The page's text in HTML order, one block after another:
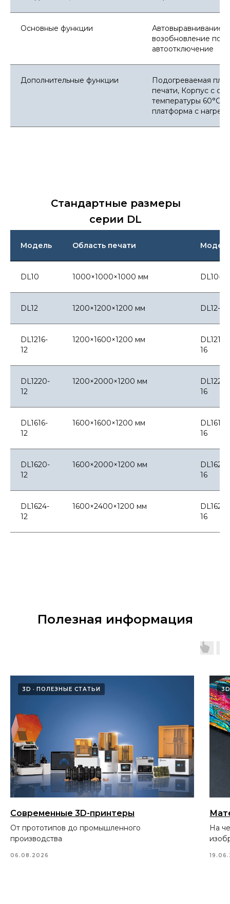
Основные функции
Автовыравнивание,
возобновление
автоотключение
Дополнительные функции
Подогреваемая
печати, Корпус с
температуры 60°C/
платформа с
Стандартные размеры
серии DL
Модель Область печати
DL10 1000×1000×1000 мм DL10-16
DL12 1200×1200×1200 мм DL12-16
DL1216-
12
1200×1600×1200 мм
DL1216-
16
DL1220-
12
1200×2000×1200 мм
DL1220-
16
DL1616-
12
1600×1600×1200 мм
DL1616-
16
DL1620-
12
1600×2000×1200 мм
DL1620-
16
DL1624-
12
1600×2400×1200 мм
DL1624-
16
Полезная информация
3D ПОЛЕЗНЫЕ СТАТЬИ
Современные 3D-принтеры
От прототипов до промышленного
производства
06.08.2026
На